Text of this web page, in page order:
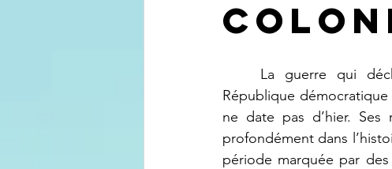
République
ne date pas d’hier. Ses
profondément dans
période marquée par